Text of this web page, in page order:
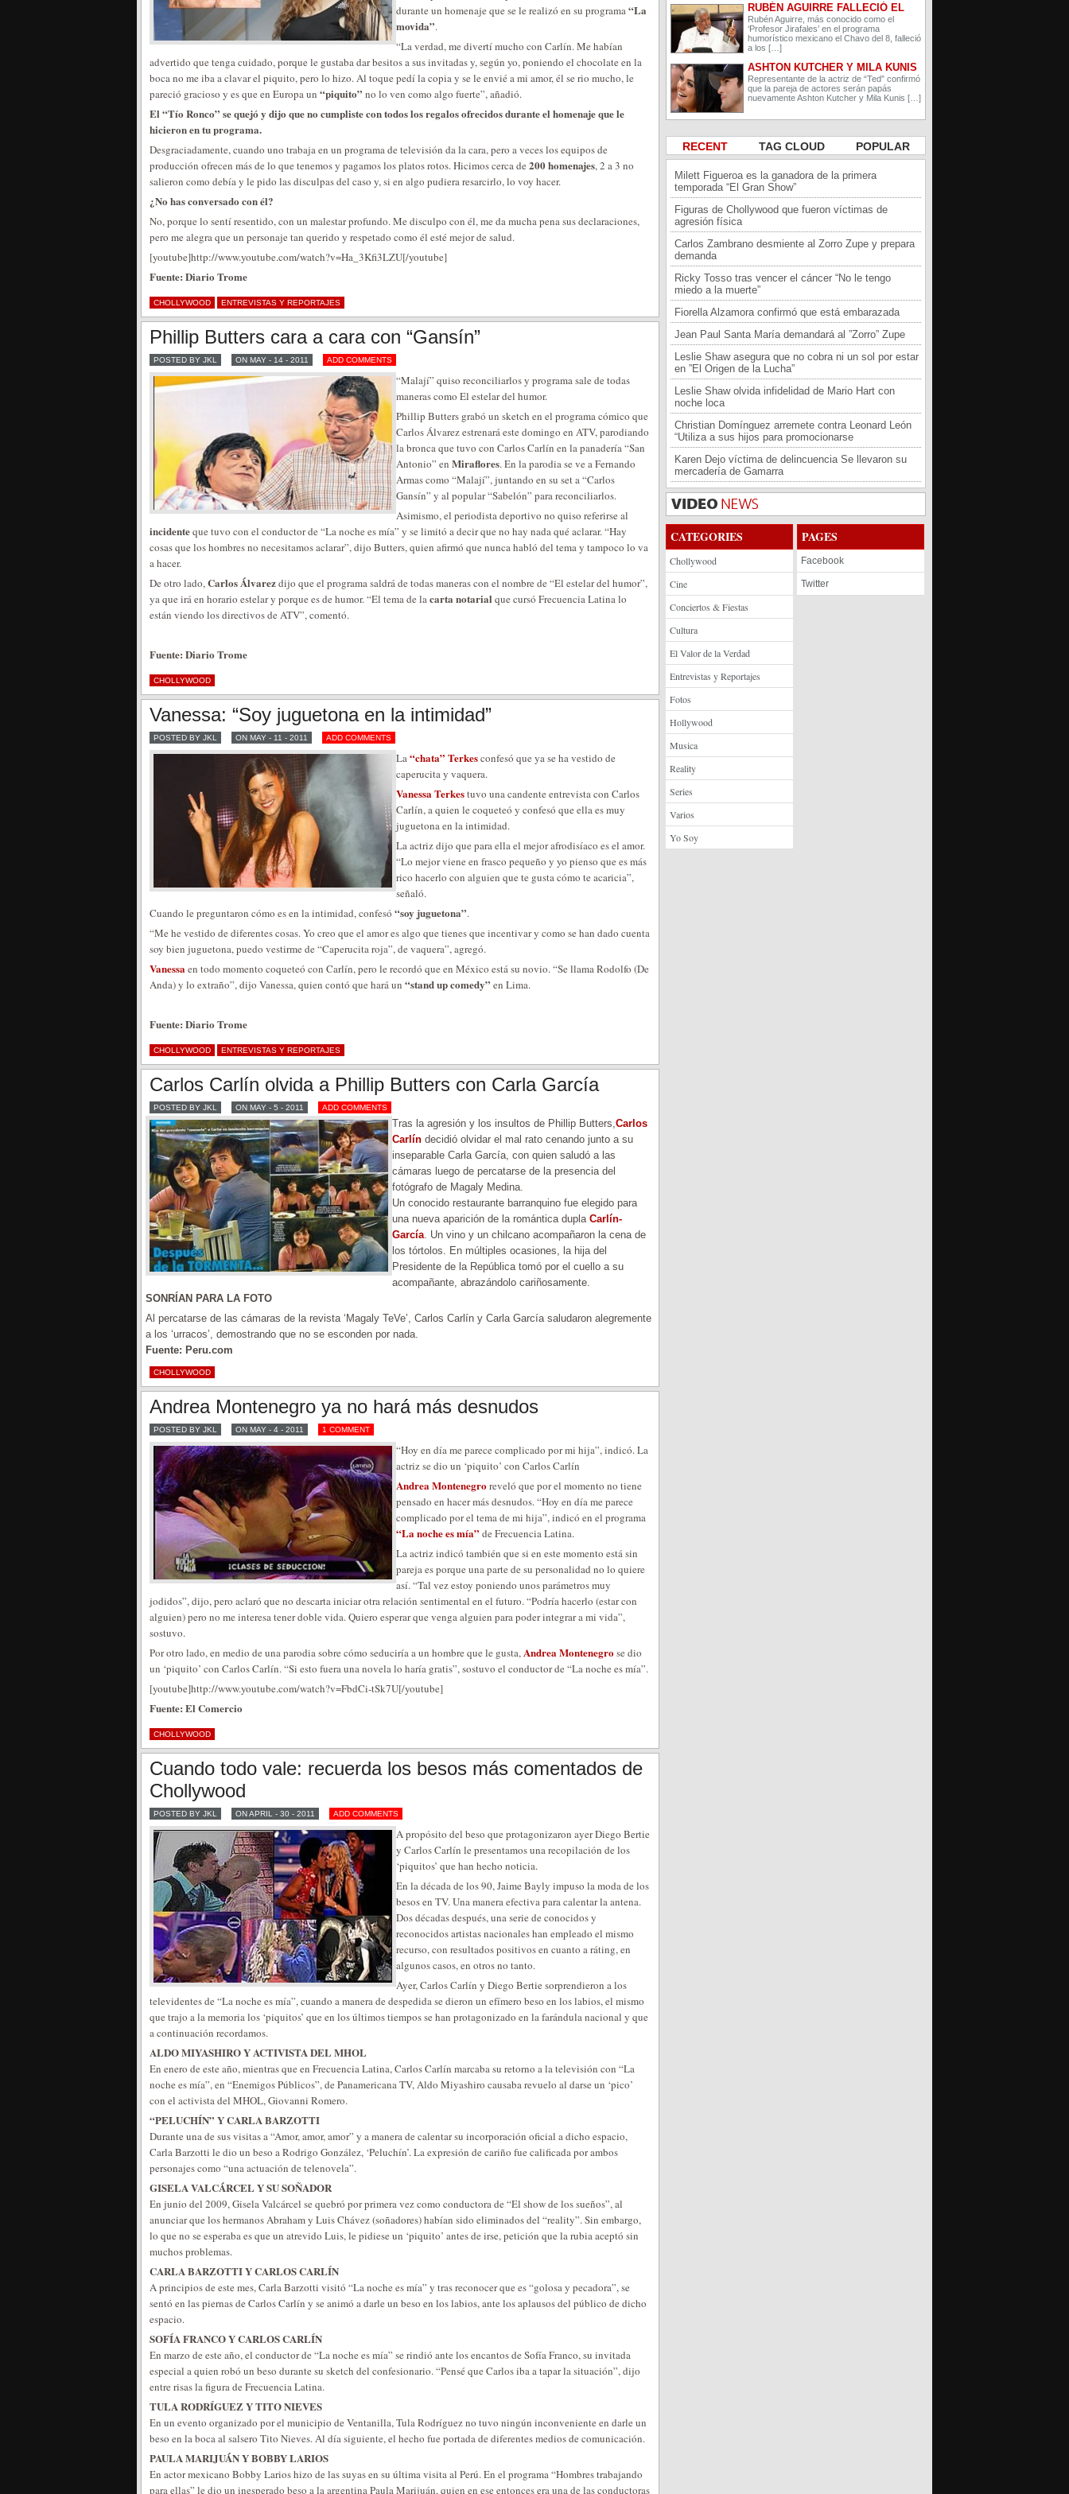
durante un homenaje que se le realizó en su programa“La
movida”.
“La verdad, me divertí mucho con Carlín. Me habían
advertido que tenga cuidado, porque le gustaba dar besitos a sus invitadas y, según yo, poniendo el chocolate en la
boca no me iba a clavar el piquito, pero lo hizo. Al toque pedí la copia y se le envié a mi amor, él se rio mucho, le
pareció gracioso y es que en Europa un “piquito” no lo ven como algo fuerte”, añadió.
El “Tío Ronco” se quejó y dijo que no cumpliste con todos los regalos ofrecidos durante el homenaje que le
hicieron en tu programa.
Desgraciadamente, cuando uno trabaja en un programa de televisión da la cara, pero a veces los equipos de
producción ofrecen más de lo que tenemos y pagamos los platos rotos. Hicimos cerca de 200 homenajes, 2 a 3 no
salieron como debía y le pido las disculpas del caso y, si en algo pudiera resarcirlo, lo voy hacer.
¿No has conversado con él?
No, porque lo sentí resentido, con un malestar profundo. Me disculpo con él, me da mucha pena sus declaraciones,
pero me alegra que un personaje tan querido y respetado como él esté mejor de salud.
[youtube]http://www.youtube.com/watch?v=Ha_3Kfi3LZU[/youtube]
Fuente: Diario Trome
CHOLLYWOOD ENTREVISTAS Y REPORTAJES
Phillip Butters cara a cara con “Gansín”
POSTED BY JKL ON MAY - 14 - 2011 ADD COMMENTS
“Malají” quiso reconciliarlos y programa sale de todas
maneras como El estelar del humor.
Phillip Butters grabó un sketch en el programa cómico que
Carlos Álvarez estrenará este domingo en ATV, parodiando
la bronca que tuvo con Carlos Carlín en la panadería “San
Antonio” en Miraflores. En la parodia se ve a Fernando
Armas como “Malají”, juntando en su set a “Carlos
Gansín” y al popular “Sabelón” para reconciliarlos.
Asimismo, el periodista deportivo no quiso referirse al
incidenteque tuvo con el conductor de “La noche es mía” y se limitó a decir que no hay nada qué aclarar. “Hay
cosas que los hombres no necesitamos aclarar”, dijo Butters, quien afirmó que nunca habló del tema y tampoco lo va
a hacer.
De otro lado,Carlos Álvarezdijo que el programa saldrá de todas maneras con el nombre de “El estelar del humor”,
ya que irá en horario estelar y porque es de humor. “El tema de lacarta notarial que cursó Frecuencia Latina lo
están viendo los directivos de ATV”, comentó.
Fuente: Diario Trome
CHOLLYWOOD
Vanessa: “Soy juguetona en la intimidad”
POSTED BY JKL ON MAY - 11 - 2011 ADD COMMENTS
La“chata” Terkesconfesó que ya se ha vestido de
caperucita y vaquera.
Vanessa Terkestuvo una candente entrevista con Carlos
Carlín, a quien le coqueteó y confesó que ella es muy
juguetona en la intimidad.
La actriz dijo que para ella el mejor afrodisíaco es el amor.
“Lo mejor viene en frasco pequeño y yo pienso que es más
rico hacerlo con alguien que te gusta cómo te acaricia”,
señaló.
Cuando le preguntaron cómo es en la intimidad, confesó “soy juguetona”.
“Me he vestido de diferentes cosas. Yo creo que el amor es algo que tienes que incentivar y como se han dado cuenta
soy bien juguetona, puedo vestirme de “Caperucita roja”, de vaquera”, agregó.
Vanessaen todo momento coqueteó con Carlín, pero le recordó que en México está su novio. “Se llama Rodolfo (De
Anda) y lo extraño”, dijo Vanessa, quien contó que hará un “stand up comedy” en Lima.
Fuente: Diario Trome
CHOLLYWOOD ENTREVISTAS Y REPORTAJES
Carlos Carlín olvida a Phillip Butters con Carla García
POSTED BY JKL ON MAY - 5 - 2011 ADD COMMENTS
Tras la agresión y los insultos de Phillip Butters,Carlos
Carlín decidió olvidar el mal rato cenando junto a su
inseparable Carla García, con quien saludó a las
cámaras luego de percatarse de la presencia del
fotógrafo de Magaly Medina.
Un conocido restaurante barranquino fue elegido para
una nueva aparición de la romántica duplaCarlín-
García. Un vino y un chilcano acompañaron la cena de
los tórtolos. En múltiples ocasiones, la hija del
Presidente de la República tomó por el cuello a su
acompañante, abrazándolo cariñosamente.
SONRÍAN PARA LA FOTO
Al percatarse de las cámaras de la revista ‘Magaly TeVe’, Carlos Carlín y Carla García saludaron alegremente
a los ‘urracos’, demostrando que no se esconden por nada.
Fuente: Peru.com
CHOLLYWOOD
Andrea Montenegro ya no hará más desnudos
POSTED BY JKL ON MAY - 4 - 2011 1 COMMENT
“Hoy en día me parece complicado por mi hija”, indicó. La
actriz se dio un ‘piquito’ con Carlos Carlín
Andrea Montenegroreveló que por el momento no tiene
pensado en hacer más desnudos. “Hoy en día me parece
complicado por el tema de mi hija”, indicó en el programa
“La noche es mía” de Frecuencia Latina.
La actriz indicó también que si en este momento está sin
pareja es porque una parte de su personalidad no lo quiere
así. “Tal vez estoy poniendo unos parámetros muy
jodidos”, dijo, pero aclaró que no descarta iniciar otra relación sentimental en el futuro. “Podría hacerlo (estar con
alguien) pero no me interesa tener doble vida. Quiero esperar que venga alguien para poder integrar a mi vida”,
sostuvo.
Por otro lado, en medio de una parodia sobre cómo seduciría a un hombre que le gusta,Andrea Montenegrose dio
un ‘piquito’ con Carlos Carlín. “Si esto fuera una novela lo haría gratis”, sostuvo el conductor de “La noche es mía”.
[youtube]http://www.youtube.com/watch?v=FbdCi-tSk7U[/youtube]
Fuente: El Comercio
CHOLLYWOOD
Cuando todo vale: recuerda los besos más comentados de
Chollywood
POSTED BY JKL ON APRIL - 30 - 2011 ADD COMMENTS
A propósito del beso que protagonizaron ayer Diego Bertie
y Carlos Carlín le presentamos una recopilación de los
‘piquitos’ que han hecho noticia.
En la década de los 90, Jaime Bayly impuso la moda de los
besos en TV. Una manera efectiva para calentar la antena.
Dos décadas después, una serie de conocidos y
reconocidos artistas nacionales han empleado el mismo
recurso, con resultados positivos en cuanto a ráting, en
algunos casos, en otros no tanto.
Ayer, Carlos Carlín y Diego Bertie sorprendieron a los
televidentes de “La noche es mía”, cuando a manera de despedida se dieron un efímero beso en los labios, el mismo
que trajo a la memoria los ‘piquitos’ que en los últimos tiempos se han protagonizado en la farándula nacional y que
a continuación recordamos.
ALDO MIYASHIRO Y ACTIVISTA DEL MHOL
En enero de este año, mientras que en Frecuencia Latina, Carlos Carlín marcaba su retorno a la televisión con “La
noche es mía”, en “Enemigos Públicos”, de Panamericana TV, Aldo Miyashiro causaba revuelo al darse un ‘pico’
con el activista del MHOL, Giovanni Romero.
“PELUCHÍN” Y CARLA BARZOTTI
Durante una de sus visitas a “Amor, amor, amor” y a manera de calentar su incorporación oficial a dicho espacio,
Carla Barzotti le dio un beso a Rodrigo González, ‘Peluchín’. La expresión de cariño fue calificada por ambos
personajes como “una actuación de telenovela”.
GISELA VALCÁRCEL Y SU SOÑADOR
En junio del 2009, Gisela Valcárcel se quebró por primera vez como conductora de “El show de los sueños”, al
anunciar que los hermanos Abraham y Luis Chávez (soñadores) habían sido eliminados del “reality”. Sin embargo,
lo que no se esperaba es que un atrevido Luis, le pidiese un ‘piquito’ antes de irse, petición que la rubia aceptó sin
muchos problemas.
CARLA BARZOTTI Y CARLOS CARLÍN
A principios de este mes, Carla Barzotti visitó “La noche es mía” y tras reconocer que es “golosa y pecadora”, se
sentó en las piernas de Carlos Carlín y se animó a darle un beso en los labios, ante los aplausos del público de dicho
espacio.
SOFÍA FRANCO Y CARLOS CARLÍN
En marzo de este año, el conductor de “La noche es mía” se rindió ante los encantos de Sofía Franco, su invitada
especial a quien robó un beso durante su sketch del confesionario. “Pensé que Carlos iba a tapar la situación”, dijo
entre risas la figura de Frecuencia Latina.
TULA RODRÍGUEZ Y TITO NIEVES
En un evento organizado por el municipio de Ventanilla, Tula Rodríguez no tuvo ningún inconveniente en darle un
beso en la boca al salsero Tito Nieves. Al día siguiente, el hecho fue portada de diferentes medios de comunicación.
PAULA MARIJUÁN Y BOBBY LARIOS
En actor mexicano Bobby Larios hizo de las suyas en su última visita al Perú. En el programa “Hombres trabajando
para ellas” le dio un inesperado beso a la argentina Paula Marijuán, quien en ese entonces era una de las conductoras
RUBÉN AGUIRRE FALLECIÓ EL
PROFESOR JIRAFALES DE EL
CHAVO DEL 8
Rubén Aguirre, más conocido como el
‘Profesor Jirafales’ en el programa
humorístico mexicano el Chavo del 8, falleció
a los […]
ASHTON KUTCHER Y MILA KUNIS
ESPERAN A SU SEGUNDO HIJO
Representante de la actriz de “Ted” confirmó
que la pareja de actores serán papás
nuevamente Ashton Kutcher y Mila Kunis […]
RECENT TAG CLOUD POPULAR
Milett Figueroa es la ganadora de la primera
temporada “El Gran Show”
Figuras de Chollywood que fueron víctimas de
agresión física
Carlos Zambrano desmiente al Zorro Zupe y prepara
demanda
Ricky Tosso tras vencer el cáncer “No le tengo
miedo a la muerte”
Fiorella Alzamora confirmó que está embarazada
Jean Paul Santa María demandará al ”Zorro” Zupe
Leslie Shaw asegura que no cobra ni un sol por estar
en ”El Origen de la Lucha”
Leslie Shaw olvida infidelidad de Mario Hart con
noche loca
Christian Domínguez arremete contra Leonard León
“Utiliza a sus hijos para promocionarse
Karen Dejo víctima de delincuencia Se llevaron su
mercadería de Gamarra
CATEGORIES
Chollywood
Cine
Conciertos & Fiestas
Cultura
El Valor de la Verdad
Entrevistas y Reportajes
Fotos
Hollywood
Musica
Reality
Series
Varios
Yo Soy
PAGES
Facebook
Twitter